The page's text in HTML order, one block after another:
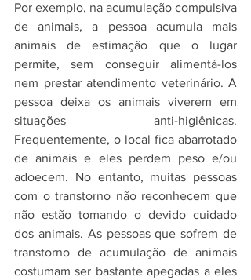
Por exemplo, na acumulação compulsiva
de animais, a pessoa acumula mais
animais de estimação que o lugar
permite, sem conseguir alimentá-los
nem prestar atendimento veterinário. A
pessoa deixa os animais viverem em
situações anti-higiênicas.
Frequentemente, o local fica abarrotado
de animais e eles perdem peso e/ou
adoecem. No entanto, muitas pessoas
com o transtorno não reconhecem que
não estão tomando o devido cuidado
dos animais. As pessoas que sofrem de
transtorno de acumulação de animais
costumam ser bastante apegadas a eles